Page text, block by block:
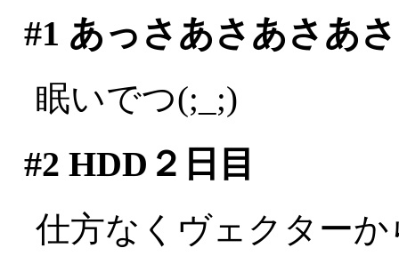
#1 あっさあさあさあ
眠いでつ(;_;)
#2 HDD２日目
仕方なくヴェクター